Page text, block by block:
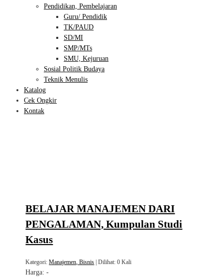
Pendidikan, Pembelajaran
Guru/ Pendidik
TK/PAUD
SD/MI
SMP/MTs
SMU, Kejuruan
Sosial Politik Budaya
Teknik Menulis
Katalog
Cek Ongkir
Kontak
BELAJAR MANAJEMEN DARI
PENGALAMAN, Kumpulan Studi
Kasus
Kategori:Manajemen, Bisnis | Dilihat: 0 Kali
Harga:-